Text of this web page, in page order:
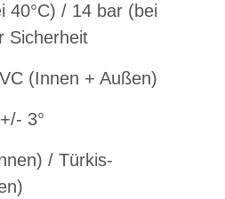
40°C) / 14 bar (bei
Sicherheit
(Innen + Außen)
3°
/ Türkis-